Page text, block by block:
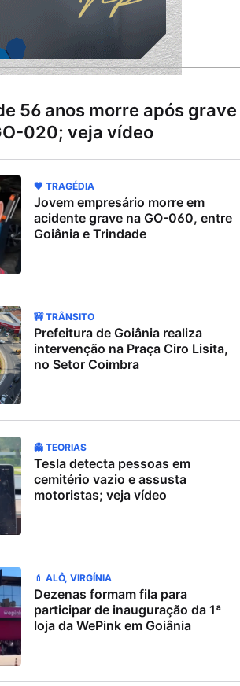
56 anos morre após grave
020; veja vídeo
🖤 TRAGÉDIA
Jovem empresário morre em
acidente grave na GO-060, entre
Goiânia e Trindade
🚧 TRÂNSITO
Prefeitura de Goiânia realiza
intervenção na Praça Ciro Lisita,
no Setor Coimbra
👻 TEORIAS
Tesla detecta pessoas em
cemitério vazio e assusta
motoristas; veja vídeo
💄 ALÔ, VIRGÍNIA
Dezenas formam fila para
participar de inauguração da 1ª
loja da WePink em Goiânia